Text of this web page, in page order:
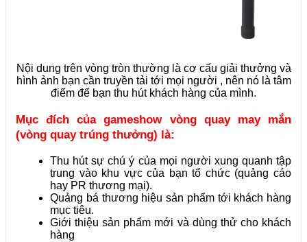
Nội dung trên vòng tròn thường là cơ cấu giải thưởng và
hình ảnh bạn cần truyền tải tới mọi người , nên nó là tâm
điểm để bạn thu hút khách hàng của mình.
Mục đích của gameshow vòng quay may mắn
(vòng quay trúng thưởng) là:
Thu hút sự chú ý của mọi người xung quanh tập
trung vào khu vực của bạn tổ chức (quảng cáo
hay PR thương mại).
Quảng bá thương hiệu sản phẩm tới khách hàng
mục tiêu.
Giới thiệu sản phẩm mới và dùng thử cho khách
hàng